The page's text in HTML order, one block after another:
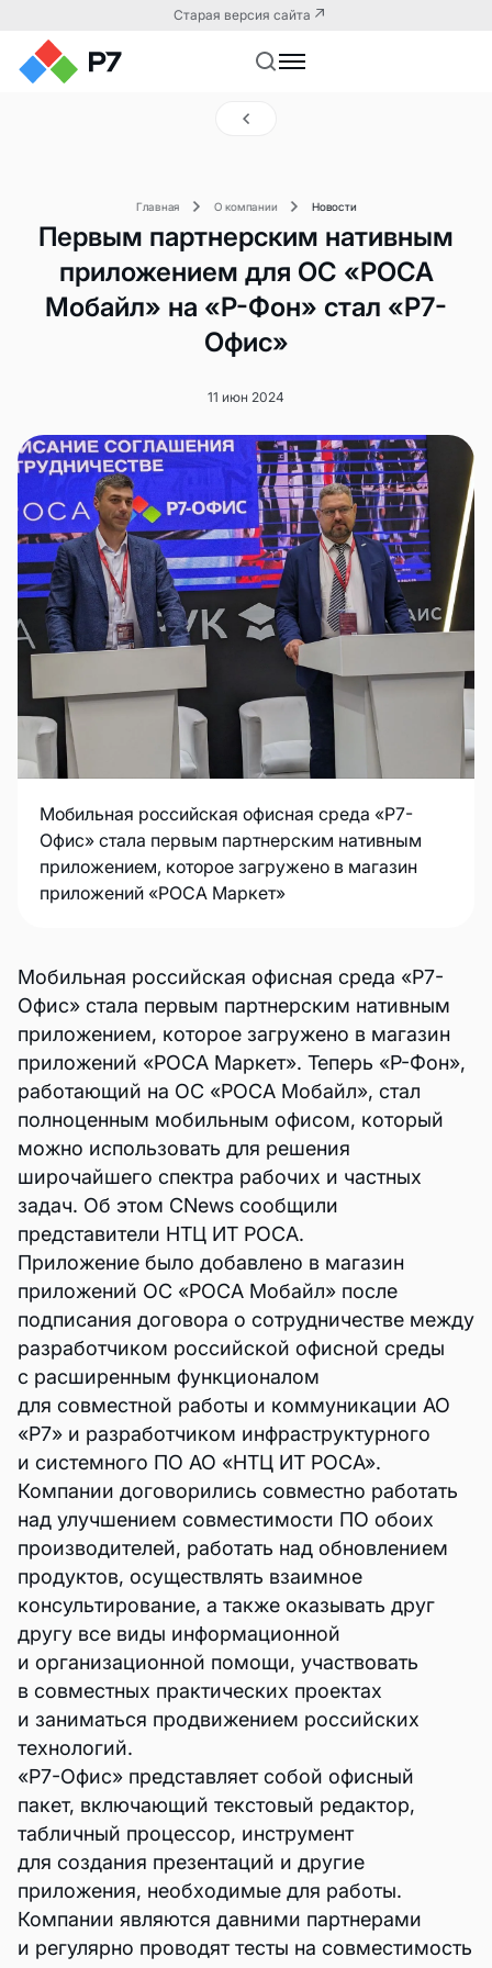
Старая версия сайта
Главная О компании Новости
Первым партнерским нативным
приложением для ОС «РОСА
Мобайл» на «Р-Фон» стал «Р7-
Офис»
11 июн 2024
Мобильная российская офисная среда «Р7-
Офис» стала первым партнерским нативным
приложением, которое загружено в магазин
приложений «РОСА Маркет»
Мобильная российская офисная среда «Р7-
Офис» стала первым партнерским нативным
приложением, которое загружено в магазин
приложений «РОСА Маркет». Теперь «Р-Фон»,
работающий на ОС «РОСА Мобайл», стал
полноценным мобильным офисом, который
можно использовать для решения
широчайшего спектра рабочих и частных
задач. Об этом CNews сообщили
представители НТЦ ИТ РОСА.
Приложение было добавлено в магазин
приложений ОС «РОСА Мобайл» после
подписания договора о сотрудничестве между
разработчиком российской офисной среды
с расширенным функционалом
для совместной работы и коммуникации АО
«Р7» и разработчиком инфраструктурного
и системного ПО АО «НТЦ ИТ РОСА».
Компании договорились совместно работать
над улучшением совместимости ПО обоих
производителей, работать над обновлением
продуктов, осуществлять взаимное
консультирование, а также оказывать друг
другу все виды информационной
и организационной помощи, участвовать
в совместных практических проектах
и заниматься продвижением российских
технологий.
«Р7-Офис» представляет собой офисный
пакет, включающий текстовый редактор,
табличный процессор, инструмент
для создания презентаций и другие
приложения, необходимые для работы.
Компании являются давними партнерами
и регулярно проводят тесты на совместимость